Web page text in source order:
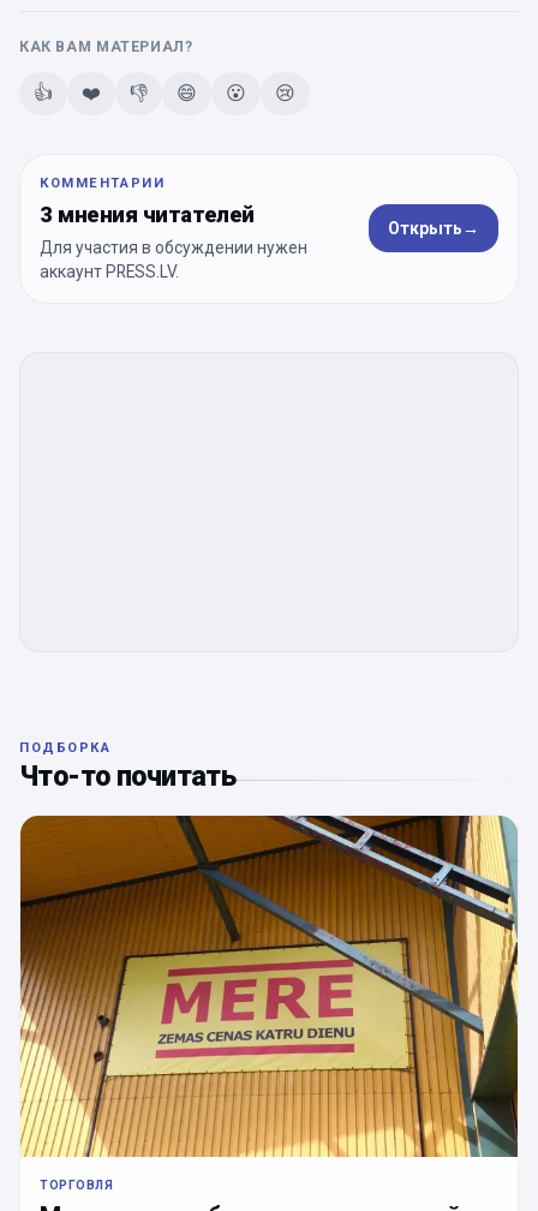
КАК ВАМ МАТЕРИАЛ?
👍 ❤️ 👎 😄 😮 😢
КОММЕНТАРИИ
3 мнения читателей
Для участия в обсуждении нужен
аккаунт PRESS.LV.
Открыть→
ПОДБОРКА
Что-то почитать
ТОРГОВЛЯ